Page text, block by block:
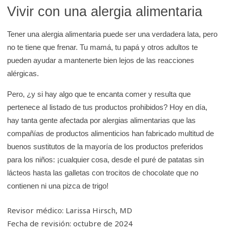
Vivir con una alergia alimentaria
Tener una alergia alimentaria puede ser una verdadera lata, pero
no te tiene que frenar. Tu mamá, tu papá y otros adultos te
pueden ayudar a mantenerte bien lejos de las reacciones
alérgicas.
Pero, ¿y si hay algo que te encanta comer y resulta que
pertenece al listado de tus productos prohibidos? Hoy en día,
hay tanta gente afectada por alergias alimentarias que las
compañías de productos alimenticios han fabricado multitud de
buenos sustitutos de la mayoría de los productos preferidos
para los niños: ¡cualquier cosa, desde el puré de patatas sin
lácteos hasta las galletas con trocitos de chocolate que no
contienen ni una pizca de trigo!
Revisor médico: Larissa Hirsch, MD
Fecha de revisión: octubre de 2024